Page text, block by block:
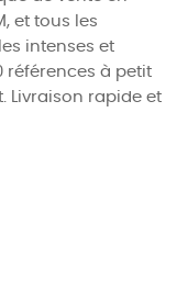
et tous les
intenses et
références à petit
Livraison rapide et